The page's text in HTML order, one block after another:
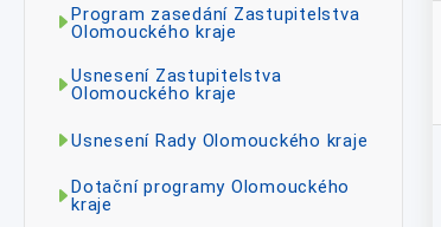
Program zasedání Zastupitelstva
Olomouckého kraje
Usnesení Zastupitelstva
Olomouckého kraje
Usnesení Rady Olomouckého kraje
Dotační programy Olomouckého
kraje